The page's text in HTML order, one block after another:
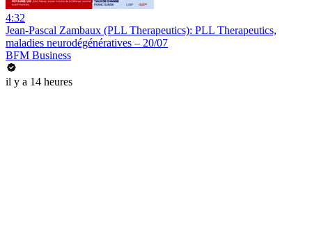
4:32
Jean-Pascal Zambaux (PLL Therapeutics): PLL Therapeutics,
maladies neurodégénératives – 20/07
BFM Business
il y a 14 heures